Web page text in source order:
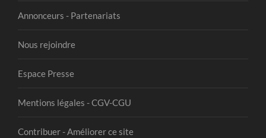
Annonceurs - Partenariats
Nous rejoindre
Espace Presse
Mentions légales - CGV-CGU
Contribuer - Améliorer ce site